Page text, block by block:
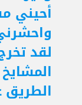
أحيني
لقد
الطريق